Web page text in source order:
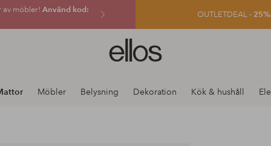
av möbler! Använd kod: OUTLETDEAL -
Ellos
logotyp
gå
Möbler Belysning Dekoration Kök & hushåll